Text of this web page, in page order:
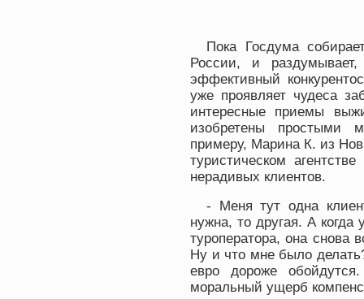
Пока Госдума
России, и
эффективный
уже проявляет чудеса
интересные приемы
изобретены простыми
примеру, Марина К. из
туристическом
нерадивых клиентов.
- Меня тут одна
нужна, то другая. А
туроператора, она снова
Ну и что мне было
евро дороже
моральный ущерб